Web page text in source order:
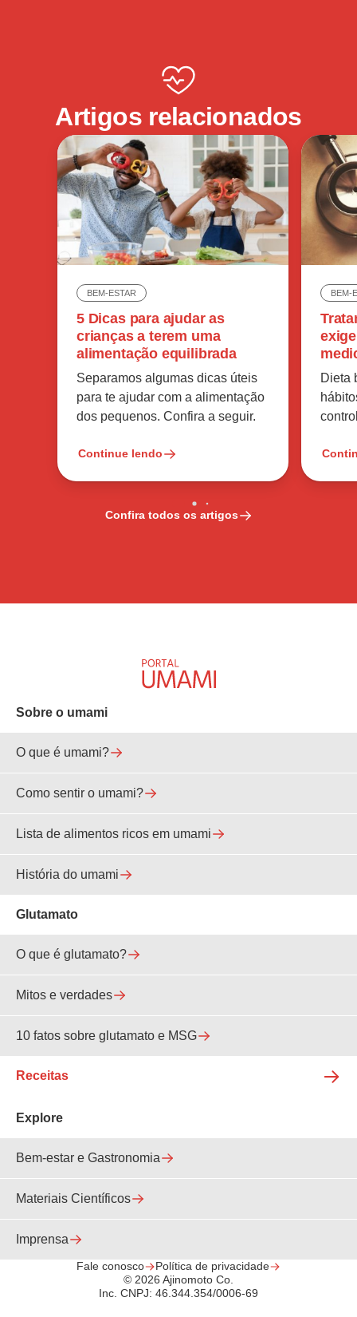
Artigos relacionados
BEM-ESTAR
5 Dicas para ajudar as
crianças a terem uma
alimentação equilibrada
Separamos algumas dicas úteis
para te ajudar com a alimentação
dos pequenos. Confira a seguir.
Continue lendo
BEM-
Dieta
Confira todos os artigos
Sobre o umami
O que é umami?
Como sentir o umami?
Lista de alimentos ricos em umami
História do umami
Glutamato
O que é glutamato?
Mitos e verdades
10 fatos sobre glutamato e MSG
Receitas
Explore
Bem-estar e Gastronomia
Materiais Científicos
Imprensa
Fale conosco
Política de privacidade
© 2026 Ajinomoto Co.
Inc. CNPJ: 46.344.354/0006-69